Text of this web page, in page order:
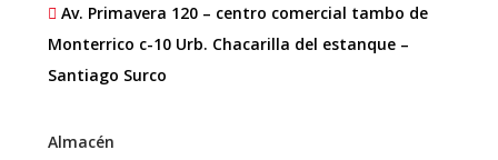
Av. Primavera 120 – centro comercial tambo de
Monterrico c-10 Urb. Chacarilla del estanque –
Santiago Surco
Almacén